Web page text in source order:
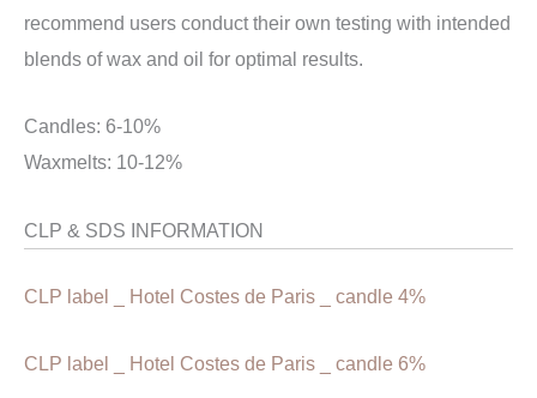
recommend users conduct their own testing with intended
blends of wax and oil for optimal results.
Candles: 6-10%
Waxmelts: 10-12%
CLP & SDS INFORMATION
CLP label _ Hotel Costes de Paris _ candle 4%
CLP label _ Hotel Costes de Paris _ candle 6%